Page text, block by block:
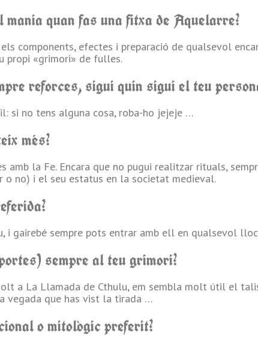
quan fas una fitxa de Aquelarre?
components, efectes i preparació de qualsevol
propi «grimori» de fulles.
reforces, sigui quin sigui el teu
si no tens alguna cosa, roba-ho jejeje …
més?
amb la Fe. Encara que no pugui realitzar rituals,
o no) i el seu estatus en la societat medieval.
i gairebé sempre pots entrar amb ell en qualsevol
sempre al teu grimori?
a La Llamada de Cthulu, em sembla molt útil el
vegada que has vist la tirada …
o mitològic preferit?